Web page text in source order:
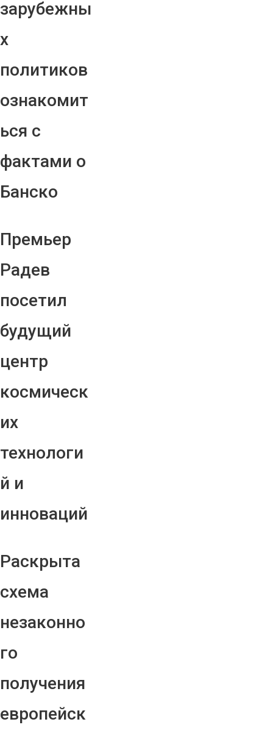
зарубежны
х
политиков
ознакомит
ься с
фактами о
Банско
Премьер
Радев
посетил
будущий
центр
космическ
их
технологи
й и
инноваций
Раскрыта
схема
незаконно
го
получения
европейск